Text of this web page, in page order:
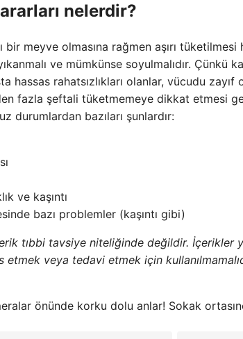
nelerdir?
bir meyve olmasına rağmen aşırı
ve mümkünse soyulmalıdır. Çünkü
hassas rahatsızlıkları olanlar, vücudu
fazla şeftali tüketmemeye dikkat etmesi
durumlardan bazıları şunlardır:
ve kaşıntı
bazı problemler (kaşıntı gibi)
tıbbi tavsiye niteliğinde değildir. İçerikler
etmek veya tedavi etmek için
önünde korku dolu anlar! Sokak